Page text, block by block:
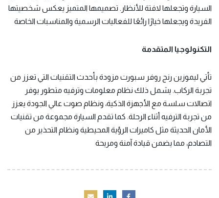
السيارة وتجعلها لافتة للأنظار. تصميمها المتميز يعكس شخصيتها
الفريدة ويجعلها خيارًا رائعًا للفعاليات الرسمية والمناسبات الخاصة
التكنولوجيا المتقدمة
تأتي ليموزين رنج روفر سبورت مزودة بأحدث التقنيات التي تعزز من
تجربة الركاب. يشمل ذلك نظام معلومات وترفيه متطور يوفر
اتصالات سلسة مع الأجهزة الذكية، ونظام صوت عالي الجودة يعزز
من تجربة الترفيه أثناء الرحلة. كما تقدم السيارة مجموعة من تقنيات
الأمان الحديثة مثل كاميرات الرؤية المحيطية ونظام التحذير من
التصادم، مما يضمن قيادة آمنة ومريحة